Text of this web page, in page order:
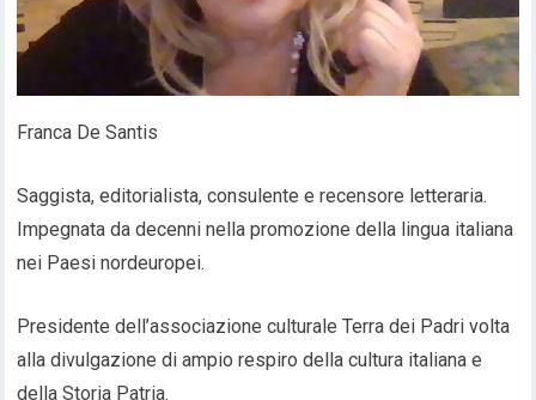
Franca De Santis
Saggista, editorialista, consulente e recensore letteraria.
Impegnata da decenni nella promozione della lingua italiana
nei Paesi nordeuropei.
Presidente dell’associazione culturale Terra dei Padri volta
alla divulgazione di ampio respiro della cultura italiana e
della Storia Patria.